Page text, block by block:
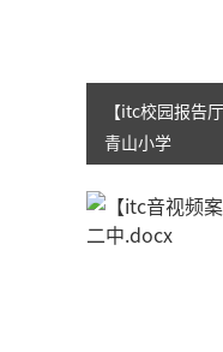
【itc校园报告
青山小学